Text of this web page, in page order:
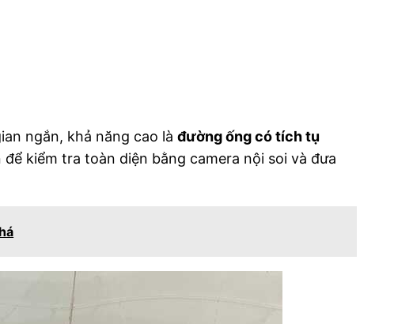
ngắn, khả năng cao làđường ống có tích tụ
kiểm tra toàn diện bằng camera nội soi và đưa